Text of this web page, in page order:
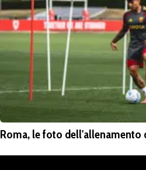
Roma, le foto dell'allenamento